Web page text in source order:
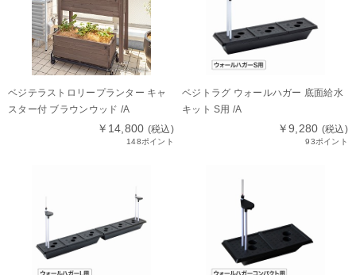
ベジテラストロリープランター キャ
スター付 ブラウンウッド /A
￥14,800 (税込)
148ポイント
ベジトラグ ウォールハガー 底面給水
キット S用 /A
￥9,280 (税込)
93ポイント